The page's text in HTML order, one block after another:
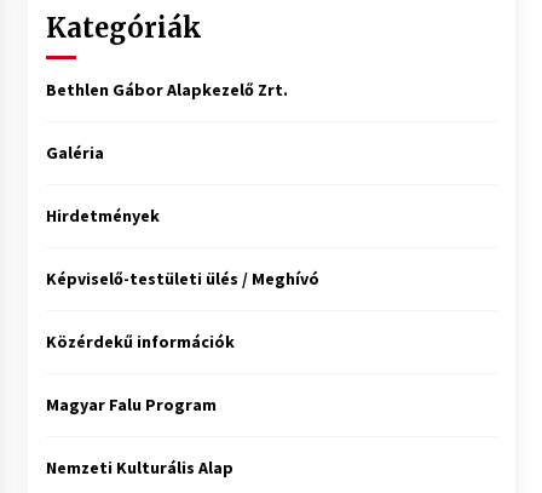
Kategóriák
Bethlen Gábor Alapkezelő Zrt.
Galéria
Hirdetmények
Képviselő-testületi ülés / Meghívó
Közérdekű információk
Magyar Falu Program
Nemzeti Kulturális Alap